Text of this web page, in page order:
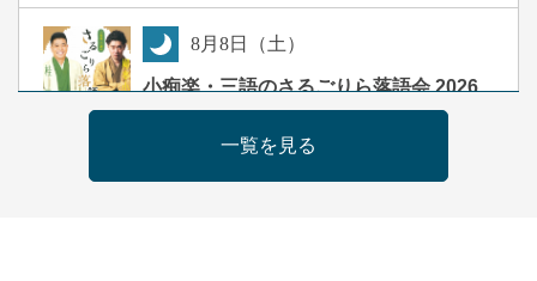
8月8日（土）
小痴楽・三語のさるごりら落語会 2026
開演：午後6時（5時30分開場）全席指定
前売3,500円 当日4,000円
一覧を見る